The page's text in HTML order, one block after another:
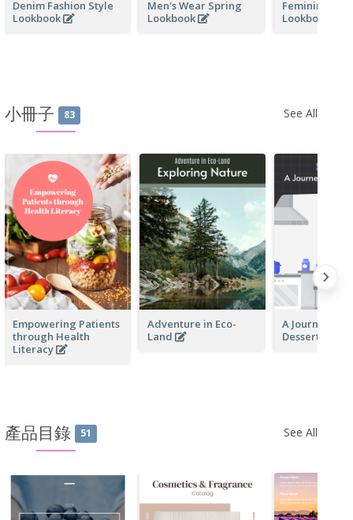
Denim Fashion Style
Lookbook
Men's Wear Spring
Lookbook
Feminine
Lookbook
小冊子 83 See All
Empowering Patients
through Health
Literacy
Adventure in Eco-
Land
A Journey
Desserts
產品目錄 51 See All